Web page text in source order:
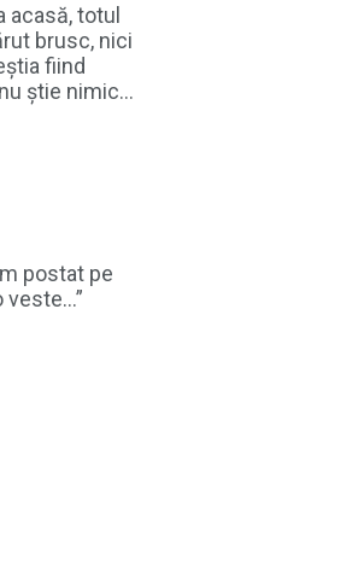
acasă, totul
brusc, nici
fiind
știe nimic…
postat pe
veste…”